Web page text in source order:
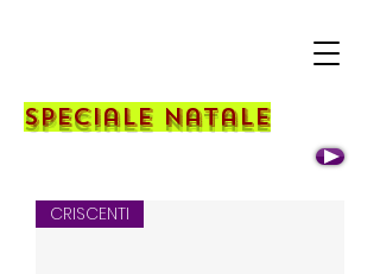
Speciale natale
CRISCENTI